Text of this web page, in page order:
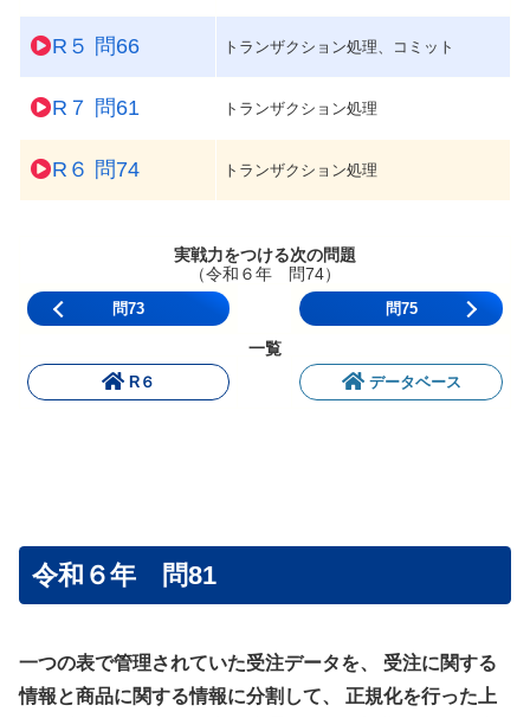
R５ 問66 トランザクション処理、コミット
R７ 問61 トランザクション処理
R６ 問74 トランザクション処理
実戦力をつける次の問題
（令和６年 問74）
問73 問75
一覧
R６ データベース
令和６年 問81
一つの表で管理されていた受注データを、 受注に関する
情報と商品に関する情報に分割して、 正規化を行った上